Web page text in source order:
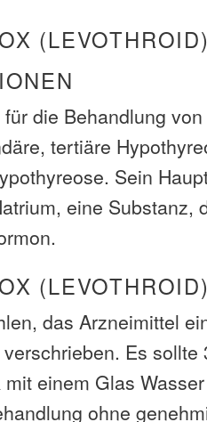
die Behandlung
tertiäre
Sein
eine Substanz,
das Arzneimittel
Es
einem Glas
ohne